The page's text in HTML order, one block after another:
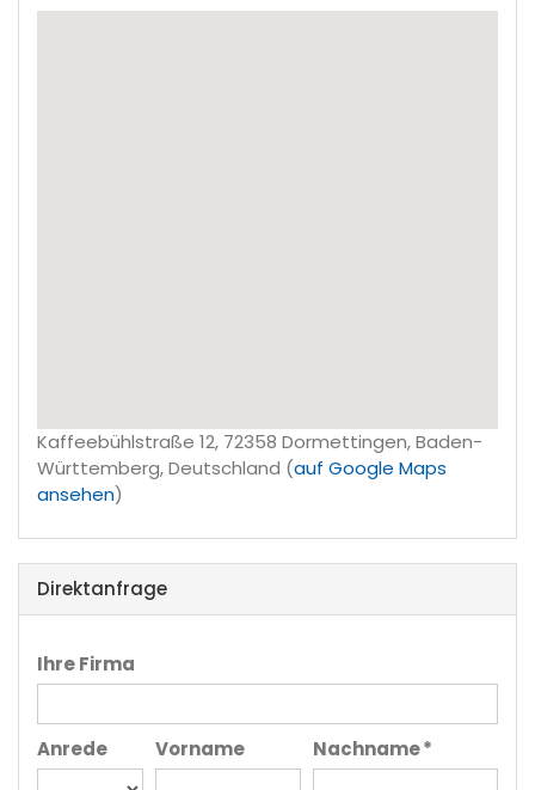
Kaffeebühlstraße 12, 72358 Dormettingen, Baden-
Württemberg, Deutschland (auf Google Maps
ansehen)
Direktanfrage
Ihre Firma
Anrede Vorname Nachname *